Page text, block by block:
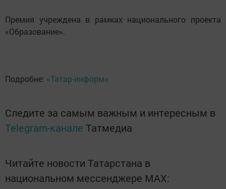
Премия учреждена в рамках национального проекта
«Образование».
Подробне: «Татар-информ»
Следите за самым важным и интересным в
Telegram-канале Татмедиа
Читайте новости Татарстана в
национальном мессенджере MАХ: